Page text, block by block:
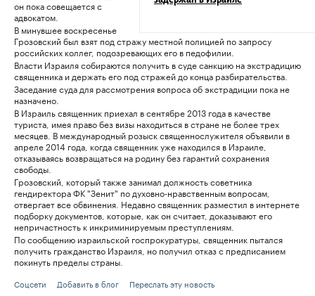
он пока совещается с
адвокатом.
В минувшее воскресенье
Грозовский был взят под стражу местной полицией по запросу
российских коллег, подозревающих его в педофилии.
Власти Израиля собираются получить в суде санкцию на экстрадицию
священника и держать его под стражей до конца разбирательства.
Заседание суда для рассмотрения вопроса об экстрадиции пока не
назначено.
В Израиль священник приехал в сентябре 2013 года в качестве
туриста, имея право без визы находиться в стране не более трех
месяцев. В международный розыск священнослужителя объявили в
апреле 2014 года, когда священник уже находился в Израиле,
отказываясь возвращаться на родину без гарантий сохранения
свободы.
Грозовский, который также занимал должность советника
гендиректора ФК "Зенит" по духовно-нравственным вопросам,
отвергает все обвинения. Недавно священник разместил в интернете
подборку документов, которые, как он считает, доказывают его
непричастность к инкриминируемым преступлениям.
По сообщению израильской госпрокуратуры, священник пытался
получить гражданство Израиля, но получил отказ с предписанием
покинуть пределы страны.
Соцсети Добавить в блог
Переслать эту новость